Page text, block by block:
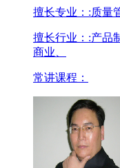
擅长专业： :质量
擅长行业： :产品
商业、
常讲课程：